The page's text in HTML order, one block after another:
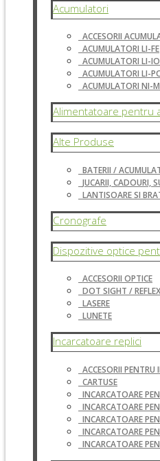
Acumulatori
ACCESORII
ACUMULATORI LI-FE
ACUMULATORI LI-
ACUMULATORI LI-
ACUMULATORI NI-
Alimentatoare pentru
Alte Produse
BATERII /
JUCARII, CADOURI,
LANTISOARE SI
Cronografe
Dispozitive optice
ACCESORII OPTICE
DOT SIGHT /
LASERE
LUNETE
Incarcatoare replici
ACCESORII PENTRU
CARTUSE
INCARCATOARE
INCARCATOARE
INCARCATOARE
INCARCATOARE
INCARCATOARE